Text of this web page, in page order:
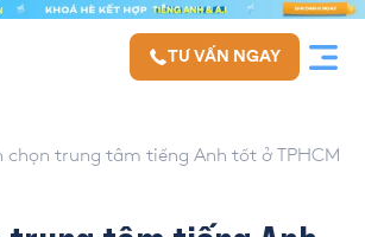
TƯ VẤN NGAY
chọn trung tâm tiếng Anh tốt ở TPHCM